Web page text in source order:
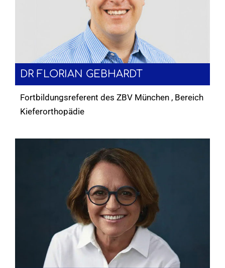
DR FLORIAN GEBHARDT
Fortbildungsreferent des ZBV München , Bereich
Kieferorthopädie